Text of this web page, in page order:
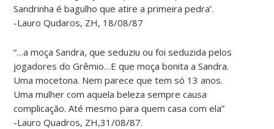
Sandrinha é bagulho que atire a primeira pedra’.
-Lauro Qudaros, ZH, 18/08/87
“…a moça Sandra, que seduziu ou foi seduzida pelos
jogadores do Grêmio…E que moça bonita a Sandra.
Uma mocetona. Nem parece que tem só 13 anos.
Uma mulher com aquela beleza sempre causa
complicação. Até mesmo para quem casa com ela”
-Lauro Quadros, ZH,31/08/87.